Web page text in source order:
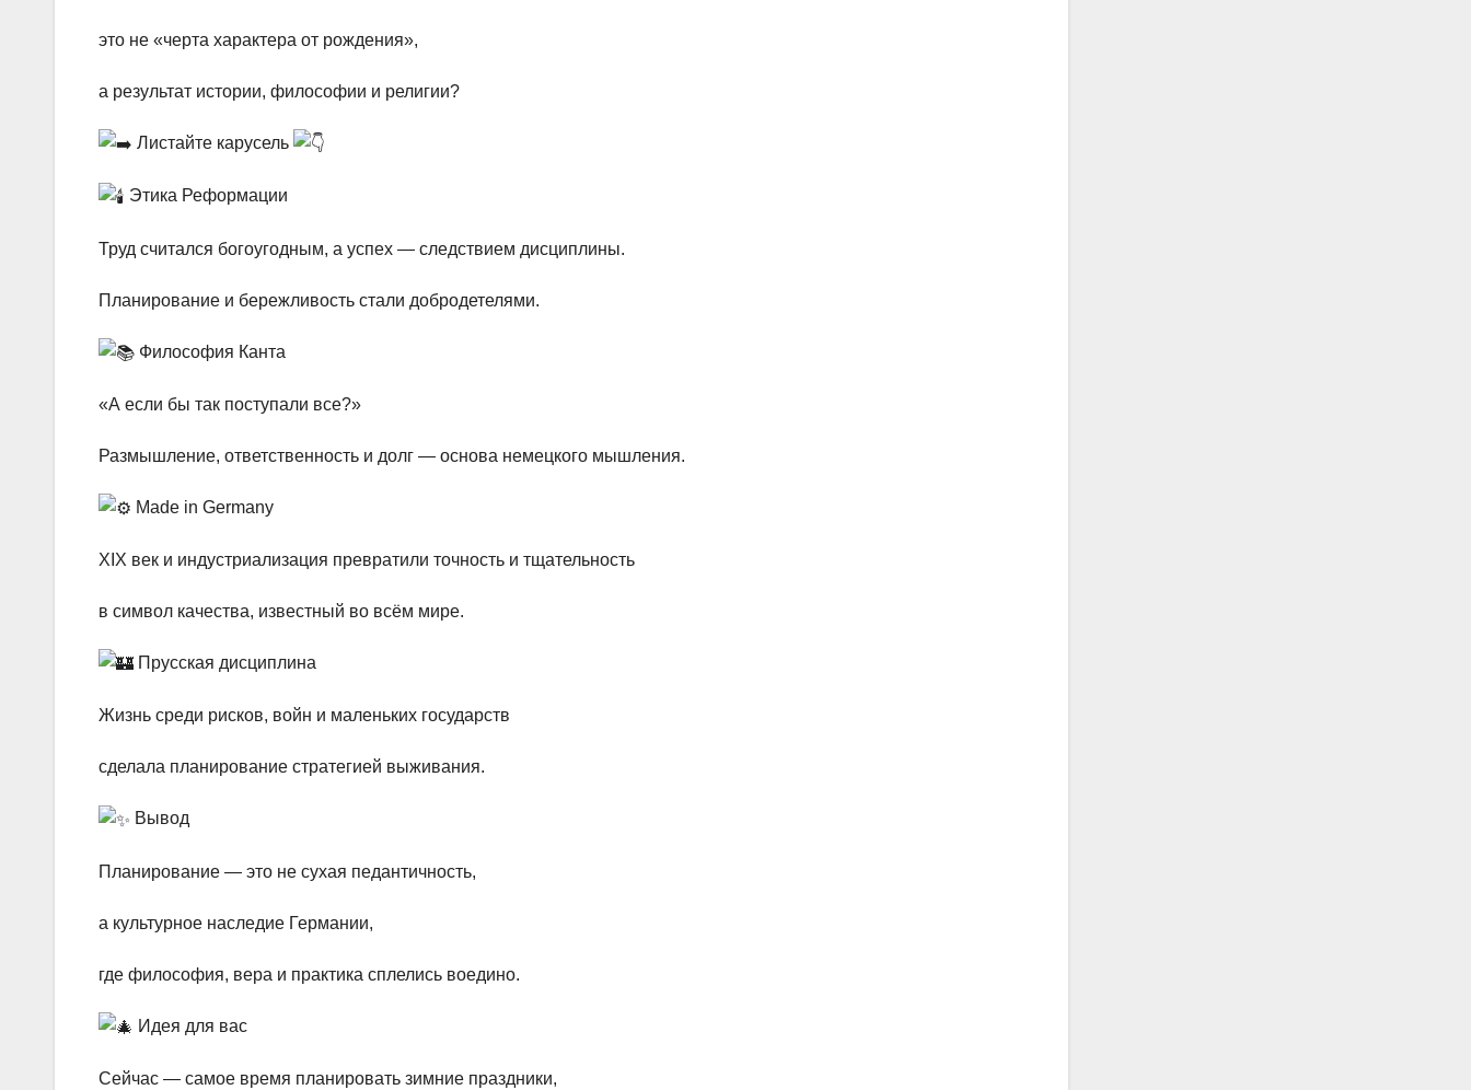
это не «черта характера от рождения»,
а результат истории, философии и религии?
Листайте карусель
Этика Реформации
Труд считался богоугодным, а успех — следствием дисциплины.
Планирование и бережливость стали добродетелями.
Философия Канта
«А если бы так поступали все?»
Размышление, ответственность и долг — основа немецкого мышления.
Made in Germany
XIX век и индустриализация превратили точность и тщательность
в символ качества, известный во всём мире.
Прусская дисциплина
Жизнь среди рисков, войн и маленьких государств
сделала планирование стратегией выживания.
Вывод
Планирование — это не сухая педантичность,
а культурное наследие Германии,
где философия, вера и практика сплелись воедино.
Идея для вас
Сейчас — самое время планировать зимние праздники,